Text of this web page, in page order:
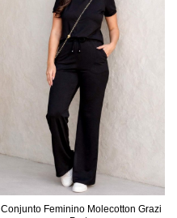
Conjunto Feminino Molecotton Grazi